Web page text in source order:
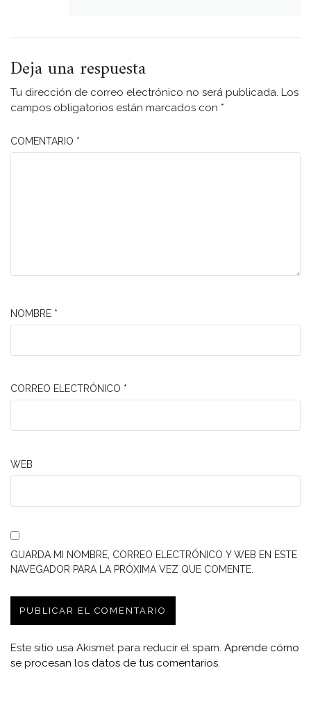
Deja una respuesta
Tu dirección de correo electrónico no será publicada. Los
campos obligatorios están marcados con *
COMENTARIO *
NOMBRE *
CORREO ELECTRÓNICO *
WEB
GUARDA MI NOMBRE, CORREO ELECTRÓNICO Y WEB EN ESTE
NAVEGADOR PARA LA PRÓXIMA VEZ QUE COMENTE.
Este sitio usa Akismet para reducir el spam. Aprende cómo
se procesan los datos de tus comentarios.